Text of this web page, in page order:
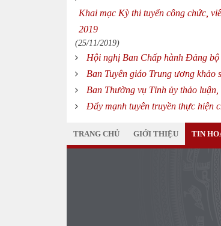
Khai mạc Kỳ thi tuyển công chức,
2019
(25/11/2019)
Hội nghị Ban Chấp hành Đảng
Ban Tuyên giáo Trung ương khảo
Ban Thường vụ Tỉnh ủy thảo
Đẩy mạnh tuyên truyền thực hiện
TRANG CHỦ GIỚI THIỆU TIN